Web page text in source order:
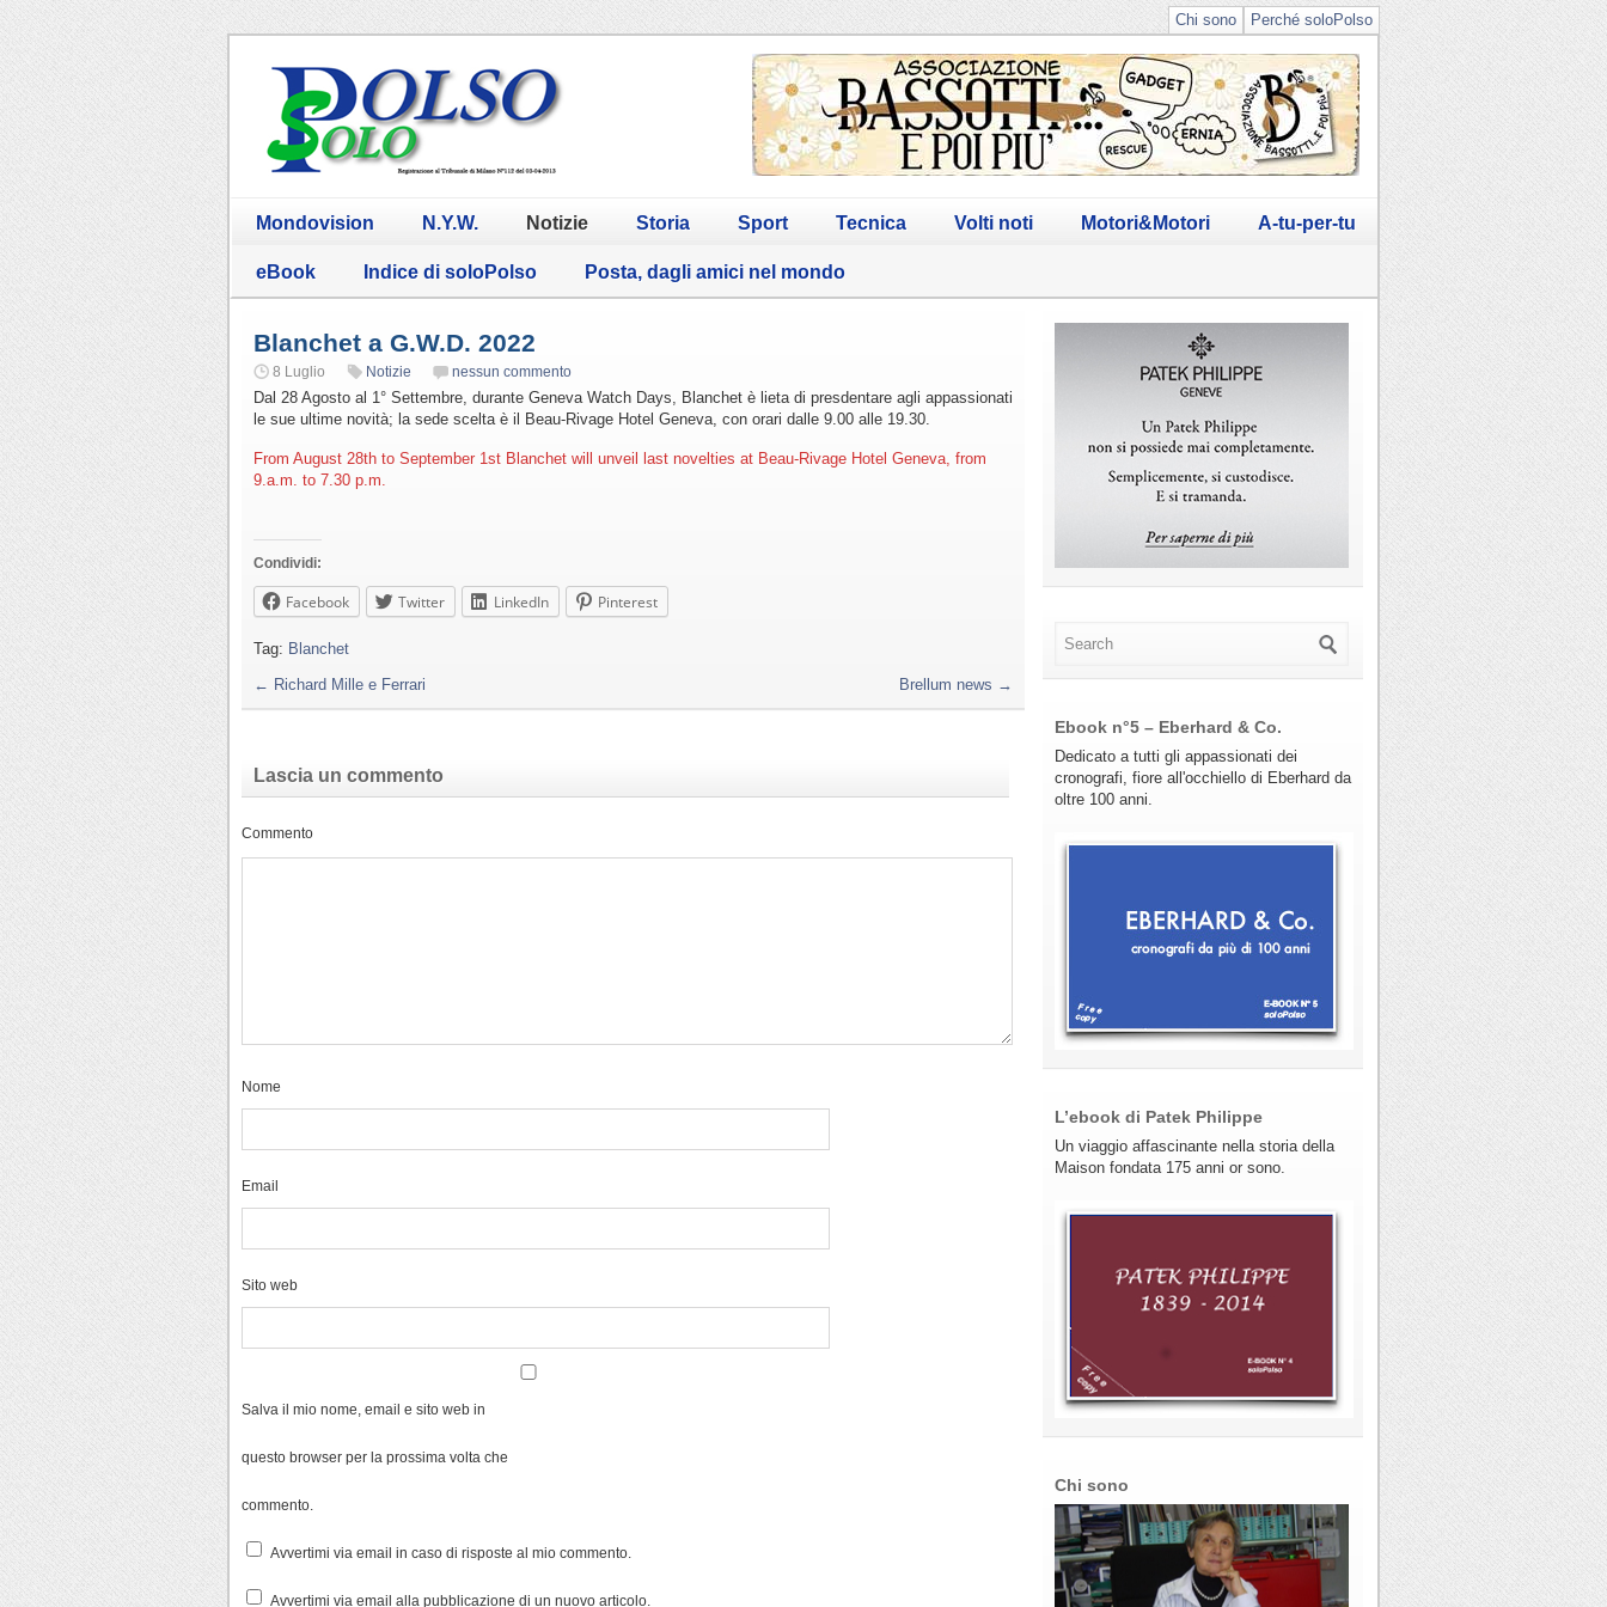
Perché soloPolso
Chi sono
Mondovision N.Y.W. Notizie Storia Sport Tecnica Volti noti Motori&Motori A-tu-per-tu
eBook Indice di soloPolso Posta, dagli amici nel mondo
Blanchet a G.W.D. 2022
8 Luglio Notizie nessun commento
Dal 28 Agosto al 1° Settembre, durante Geneva Watch Days, Blanchet è lieta di presdentare agli appassionati
le sue ultime novità; la sede scelta è il Beau-Rivage Hotel Geneva, con orari dalle 9.00 alle 19.30.
From August 28th to September 1st Blanchet will unveil last novelties at Beau-Rivage Hotel Geneva, from
9.a.m. to 7.30 p.m.
Condividi:
Facebook Twitter LinkedIn Pinterest
Tag: Blanchet
← Richard Mille e Ferrari Brellum news →
Lascia un commento
Commento
Nome
Email
Sito web
Salva il mio nome, email e sito web in
questo browser per la prossima volta che
commento.
Avvertimi via email in caso di risposte al mio commento.
Avvertimi via email alla pubblicazione di un nuovo articolo.
Ebook n°5 – Eberhard & Co.
Dedicato a tutti gli appassionati dei
cronografi, fiore all'occhiello di Eberhard da
oltre 100 anni.
L’ebook di Patek Philippe
Un viaggio affascinante nella storia della
Maison fondata 175 anni or sono.
Chi sono